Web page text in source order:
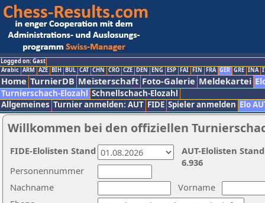
Logged on: Gast
Arabic ARM AZE BIH BUL CAT CHN CRO CZE DEN ENG ESP FAI FIN FRA GER GRE INA
Home TurnierDB Meisterschaft Foto-Galerie Meldekartei
Turnierschach-Elozahl Schnellschach-Elozahl
Allgemeines Turnier anmelden: AUT FIDE Spieler anmelden Elo
Willkommen bei den offiziellen
Nachname
Vorname
Personennummer
AUT-Elolisten
6.936
FIDE-Elolisten Stand